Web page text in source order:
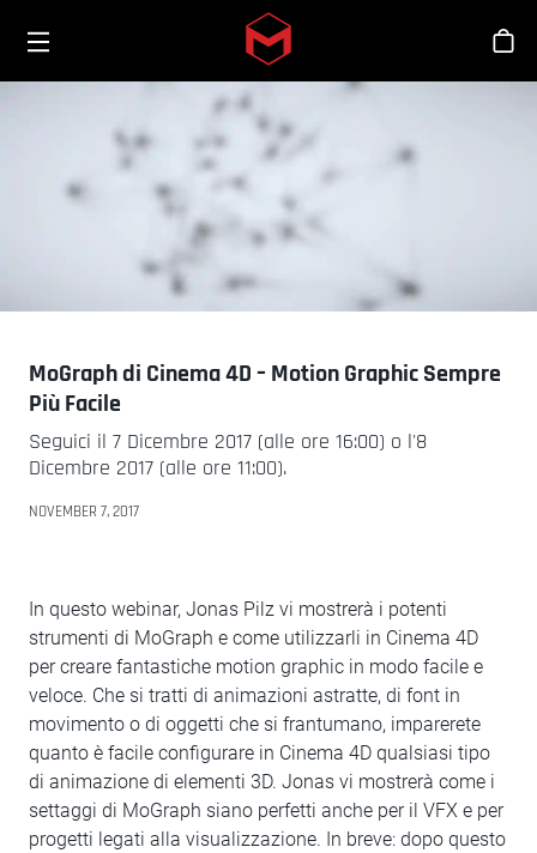
Skip to main content
MoGraph di Cinema 4D – Motion Graphic Sempre
Più Facile
Seguici il 7 Dicembre 2017 (alle ore 16:00) o l'8
Dicembre 2017 (alle ore 11:00).
NOVEMBER 7, 2017
In questo webinar, Jonas Pilz vi mostrerà i potenti
strumenti di MoGraph e come utilizzarli in Cinema 4D
per creare fantastiche motion graphic in modo facile e
veloce. Che si tratti di animazioni astratte, di font in
movimento o di oggetti che si frantumano, imparerete
quanto è facile configurare in Cinema 4D qualsiasi tipo
di animazione di elementi 3D. Jonas vi mostrerà come i
settaggi di MoGraph siano perfetti anche per il VFX e per
progetti legati alla visualizzazione. In breve: dopo questo